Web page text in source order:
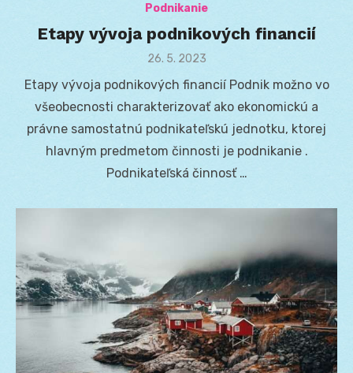
Podnikanie
Etapy vývoja podnikových financií
Posted
26. 5. 2023
Etapy vývoja podnikových financií Podnik možno vo
všeobecnosti charakterizovať ako ekonomickú a
právne samostatnú podnikateľskú jednotku, ktorej
hlavným predmetom činnosti je podnikanie .
Podnikateľská činnosť …